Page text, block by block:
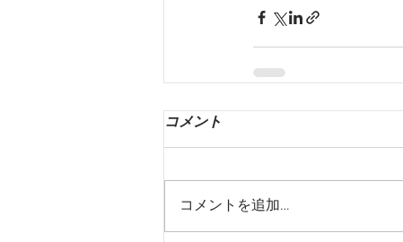
コメント
コメントを追加…